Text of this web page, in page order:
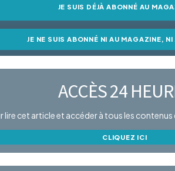
JE SUIS DÉJÀ ABONNÉ AU
JE NE SUIS ABONNÉ NI AU MAGAZINE,
ACCÈS 24
lire cet article et accéder à tous les
CLIQUEZ ICI